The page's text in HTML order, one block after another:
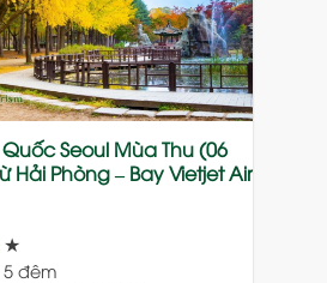
Seoul Mùa Thu (06
Hải Phòng – Bay Vietjet Air
★
đêm